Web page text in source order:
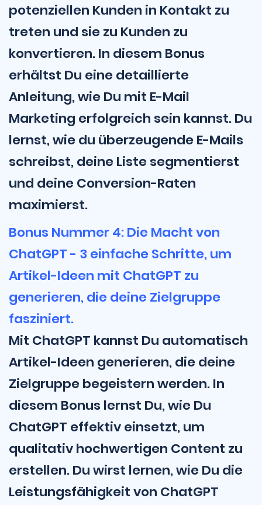
potenziellen Kunden in Kontakt zu
treten und sie zu Kunden zu
konvertieren. In diesem Bonus
erhältst Du eine detaillierte
Anleitung, wie Du mit E-Mail
Marketing erfolgreich sein kannst. Du
lernst, wie du überzeugende E-Mails
schreibst, deine Liste segmentierst
und deine Conversion-Raten
maximierst.
Bonus Nummer 4: Die Macht von
ChatGPT - 3 einfache Schritte, um
Artikel-Ideen mit ChatGPT zu
generieren, die deine Zielgruppe
fasziniert.
Mit ChatGPT kannst Du automatisch
Artikel-Ideen generieren, die deine
Zielgruppe begeistern werden. In
diesem Bonus lernst Du, wie Du
ChatGPT effektiv einsetzt, um
qualitativ hochwertigen Content zu
erstellen. Du wirst lernen, wie Du die
Leistungsfähigkeit von ChatGPT